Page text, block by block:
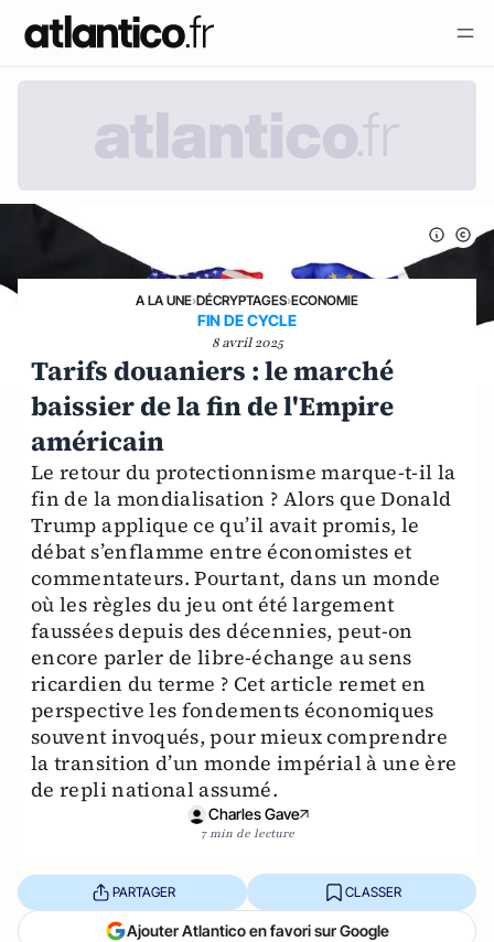
A LA UNE›DÉCRYPTAGES›ECONOMIE
FIN DE CYCLE
8 avril 2025
Tarifs douaniers : le marché
baissier de la fin de l'Empire
américain
Le retour du protectionnisme marque-t-il la
fin de la mondialisation ? Alors que Donald
Trump applique ce qu’il avait promis, le
débat s’enflamme entre économistes et
commentateurs. Pourtant, dans un monde
où les règles du jeu ont été largement
faussées depuis des décennies, peut-on
encore parler de libre-échange au sens
ricardien du terme ? Cet article remet en
perspective les fondements économiques
souvent invoqués, pour mieux comprendre
la transition d’un monde impérial à une ère
de repli national assumé.
Charles Gave
7 min de lecture
PARTAGER CLASSER
Ajouter Atlantico en favori sur Google